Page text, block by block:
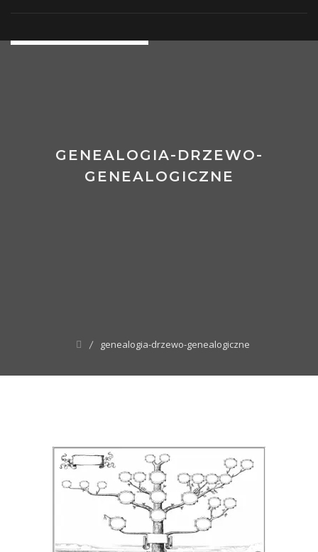
content
GENEALOGIA-DRZEWO-
GENEALOGICZNE
genealogia-drzewo-genealogiczne